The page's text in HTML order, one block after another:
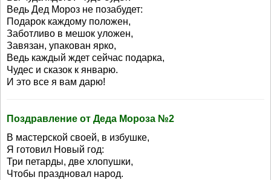
Ведь Дед Мороз не позабудет:
Подарок каждому положен,
Заботливо в мешок уложен,
Завязан, упакован ярко,
Ведь каждый ждет сейчас подарка,
Чудес и сказок к январю.
И это все я вам дарю!
Поздравление от Деда Мороза №2
В мастерской своей, в избушке,
Я готовил Новый год:
Три петарды, две хлопушки,
Чтобы праздновал народ.